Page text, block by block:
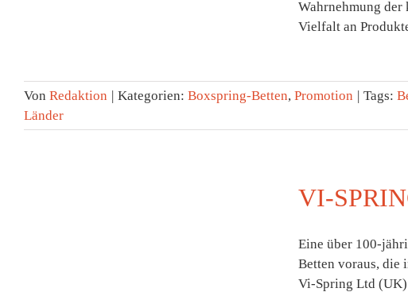
Wahrnehmung der
Vielfalt an
Von Redaktion | Kategorien: Boxspring-Betten, Promotion | Tags:
Länder
VI-
Eine über 100-
Betten voraus, die
Vi-Spring Ltd